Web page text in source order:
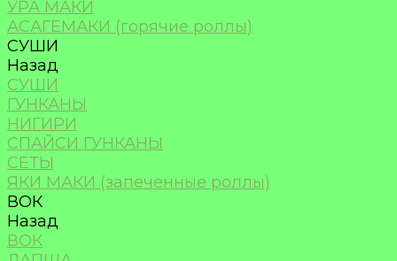
УРА МАКИ
АСАГЕМАКИ (горячие роллы)
СУШИ
Назад
СУШИ
ГУНКАНЫ
НИГИРИ
СПАЙСИ ГУНКАНЫ
СЕТЫ
ЯКИ МАКИ (запеченные роллы)
ВОК
Назад
ВОК